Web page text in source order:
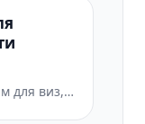
для виз,